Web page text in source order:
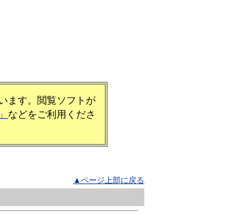
ます。閲覧ソフトが
などをご利用くださ
▲ページ上部に戻る